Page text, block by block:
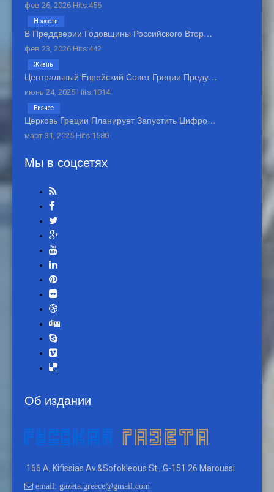
фев 26, 2026 Hits:456
В Преддверии Годовщины Российского Втор…
фев 23, 2026 Hits:442
Новости
Центральный Еврейский Совет Греции Преду…
июнь 24, 2025 Hits:1014
Жизнь
Церковь Греции Планирует Запустить Цифро…
март 31, 2025 Hits:1580
Бизнес
Мы в соцсетях
Об издании
166 A, Kifissias Av.&Sofokleous St., G-151 26 Maroussi
email: gazeta.greece@gmail.com